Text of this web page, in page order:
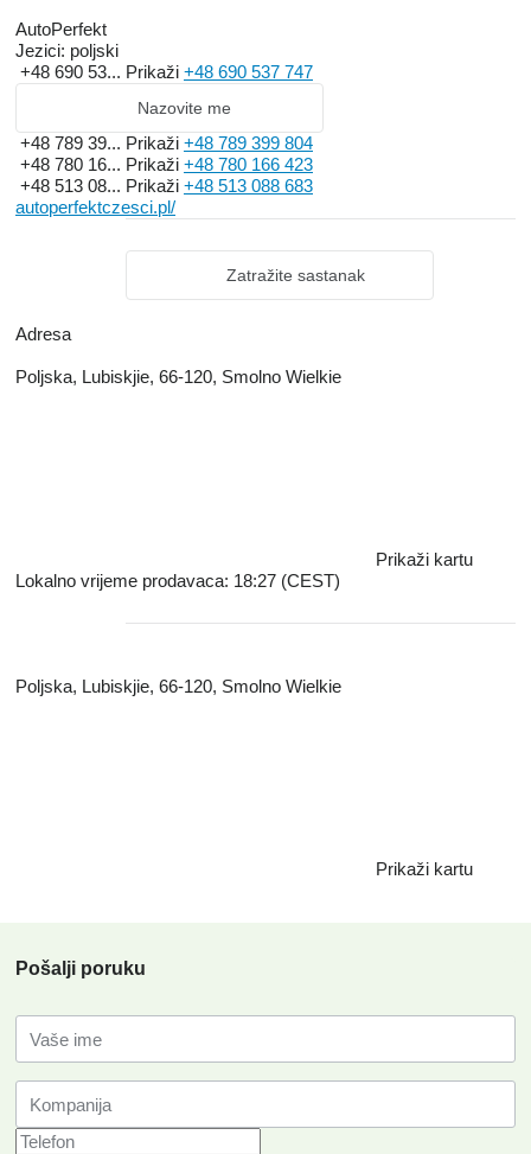
AutoPerfekt
Jezici: poljski
+48 690 53... Prikaži +48 690 537 747
Nazovite me
+48 789 39... Prikaži +48 789 399 804
+48 780 16... Prikaži +48 780 166 423
+48 513 08... Prikaži +48 513 088 683
autoperfektczesci.pl/
Zatražite sastanak
Adresa
Poljska, Lubiskjie, 66-120, Smolno Wielkie
Prikaži kartu
Lokalno vrijeme prodavaca: 18:27 (CEST)
Poljska, Lubiskjie, 66-120, Smolno Wielkie
Prikaži kartu
Pošalji poruku